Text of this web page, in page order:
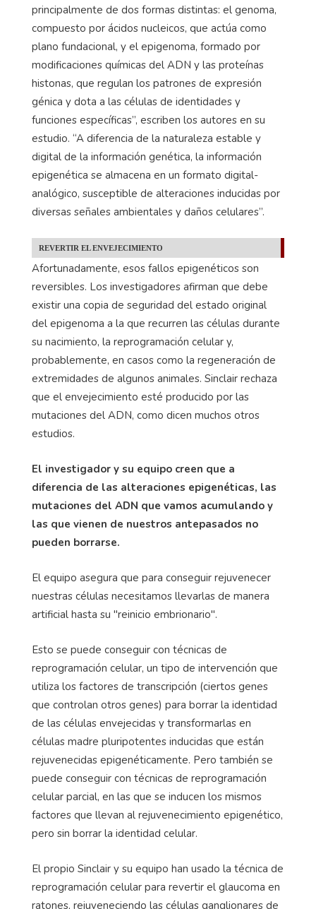
principalmente de dos formas distintas: el genoma,
compuesto por ácidos nucleicos, que actúa como
plano fundacional, y el epigenoma, formado por
modificaciones químicas del ADN y las proteínas
histonas, que regulan los patrones de expresión
génica y dota a las células de identidades y
funciones específicas”, escriben los autores en su
estudio. “A diferencia de la naturaleza estable y
digital de la información genética, la información
epigenética se almacena en un formato digital-
analógico, susceptible de alteraciones inducidas por
diversas señales ambientales y daños celulares”.
REVERTIR EL ENVEJECIMIENTO
Afortunadamente, esos fallos epigenéticos son
reversibles. Los investigadores afirman que debe
existir una copia de seguridad del estado original
del epigenoma a la que recurren las células durante
su nacimiento, la reprogramación celular y,
probablemente, en casos como la regeneración de
extremidades de algunos animales. Sinclair rechaza
que el envejecimiento esté producido por las
mutaciones del ADN, como dicen muchos otros
estudios.
El investigador y su equipo creen que a
diferencia de las alteraciones epigenéticas, las
mutaciones del ADN que vamos acumulando y
las que vienen de nuestros antepasados no
pueden borrarse.
El equipo asegura que para conseguir rejuvenecer
nuestras células necesitamos llevarlas de manera
artificial hasta su "reinicio embrionario".
Esto se puede conseguir con técnicas de
reprogramación celular, un tipo de intervención que
utiliza los factores de transcripción (ciertos genes
que controlan otros genes) para borrar la identidad
de las células envejecidas y transformarlas en
células madre pluripotentes inducidas que están
rejuvenecidas epigenéticamente. Pero también se
puede conseguir con técnicas de reprogramación
celular parcial, en las que se inducen los mismos
factores que llevan al rejuvenecimiento epigenético,
pero sin borrar la identidad celular.
El propio Sinclair y su equipo han usado la técnica de
reprogramación celular para revertir el glaucoma en
ratones, rejuveneciendo las células ganglionares de